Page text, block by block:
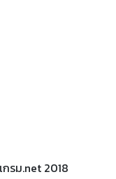
รม.net 2018